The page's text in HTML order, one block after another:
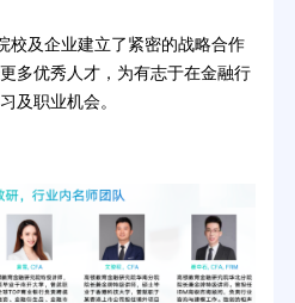
及企业建立了紧密的战略合作
多优秀人才，为有志于在金融行
及职业机会。